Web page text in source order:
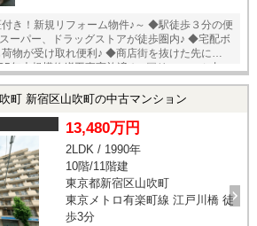
規リフォーム物件♪～ ◆駅徒歩３分の便
便利♪ ◆商店街を抜けた先に位置
タイル ・システムキッチン ・ユニットバ
町 新宿区山吹町の中古マンション
13,480万円
2LDK / 1990年
10階/11階建
東京都新宿区山吹町
東京メトロ有楽町線 江戸川橋 徒
歩3分